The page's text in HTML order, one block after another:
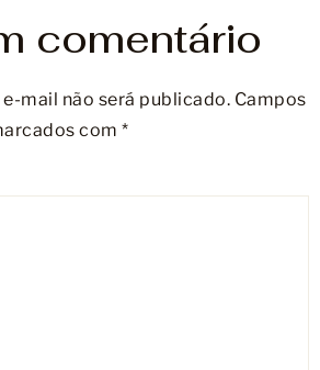
comentário
e-mail não será publicado. Campos
com *